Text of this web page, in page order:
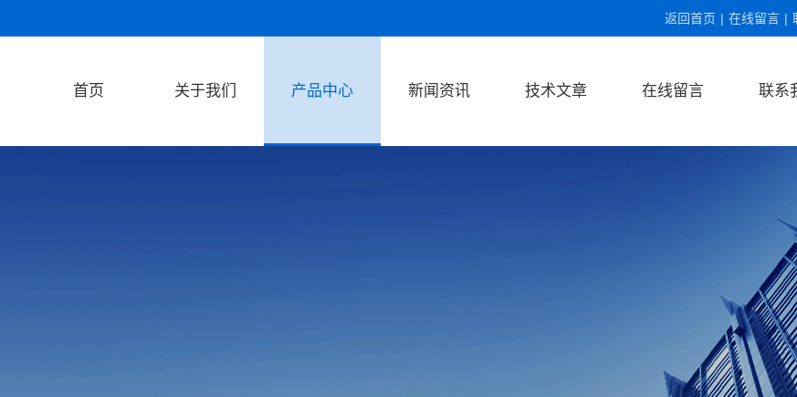
返回首页 | 在线留言 |
首页 关于我们 产品中心 新闻资讯 技术文章 在线留言 联系